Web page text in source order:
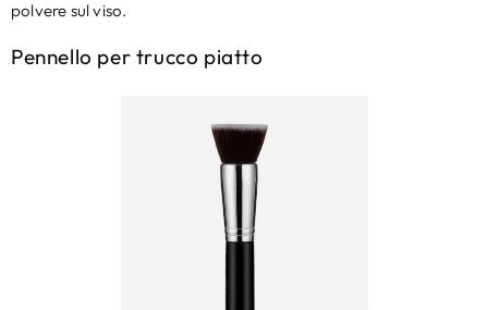
polvere sul viso.
Pennello per trucco piatto